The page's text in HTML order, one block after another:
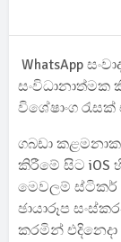
WhatsApp
සංවිධානාත්මක
විශේෂාංග
ගබඩා
කිරීමේ සිට iOS
මෙවලම් ස්ටිකර්
ඡායාරූප
කරමින්